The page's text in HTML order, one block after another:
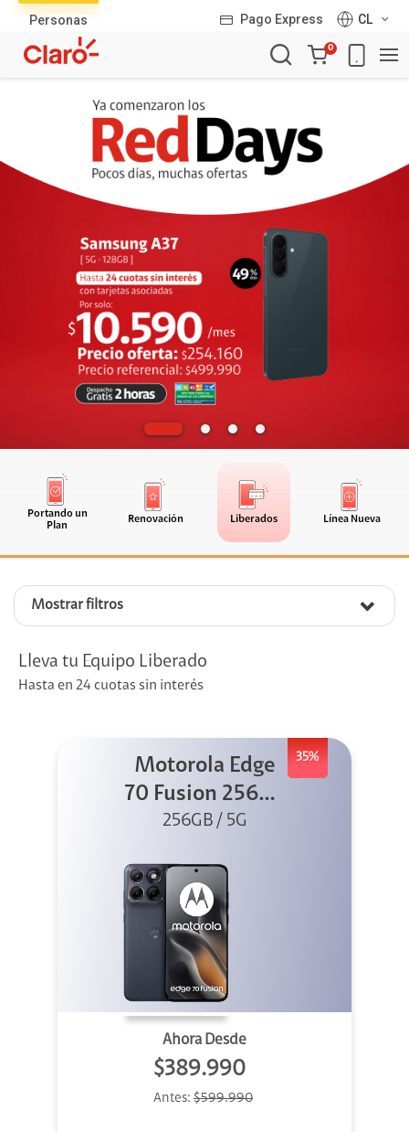
Personas Pago Express
CL
Carro
de
0
Portando un
Plan
Renovación Liberados Línea Nueva
Mostrar filtros
productos
Lleva tu Equipo Liberado
Hasta en 24 cuotas sin interés
35%
Motorola Edge
70 Fusion 256GB
Azul
256GB / 5G
Ahora Desde
$389.990
Antes: $599.990